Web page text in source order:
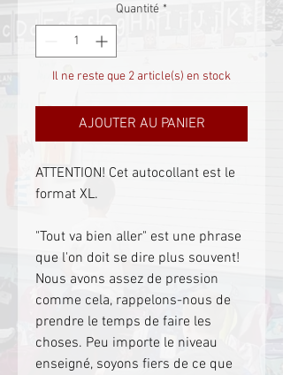
Quantité *
Il ne reste que 2 article(s) en stock
AJOUTER AU PANIER
ATTENTION! Cet autocollant est le
format XL.
"Tout va bien aller" est une phrase
que l'on doit se dire plus souvent!
Nous avons assez de pression
comme cela, rappelons-nous de
prendre le temps de faire les
choses. Peu importe le niveau
enseigné, soyons fiers de ce que